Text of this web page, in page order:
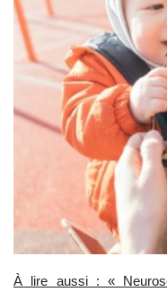
À lire aussi : «